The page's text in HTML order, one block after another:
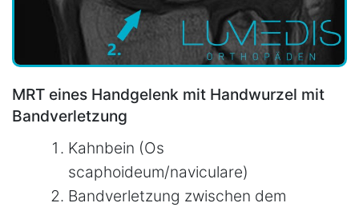
MRT eines Handgelenk mit Handwurzel mit
Bandverletzung
Kahnbein (Os
scaphoideum/naviculare)
Bandverletzung zwischen dem